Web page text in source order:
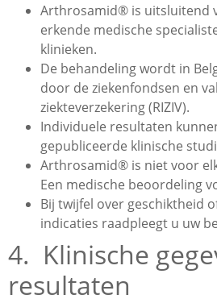
Arthrosamid® is uitsluitend
erkende medische
klinieken.
De behandeling wordt in
door de ziekenfondsen en
ziekteverzekering (RIZIV).
Individuele resultaten
gepubliceerde klinische
Arthrosamid® is niet voor
Een medische beoordeling
Bij twijfel over geschiktheid
indicaties raadpleegt u uw
4. Klinische
resultaten